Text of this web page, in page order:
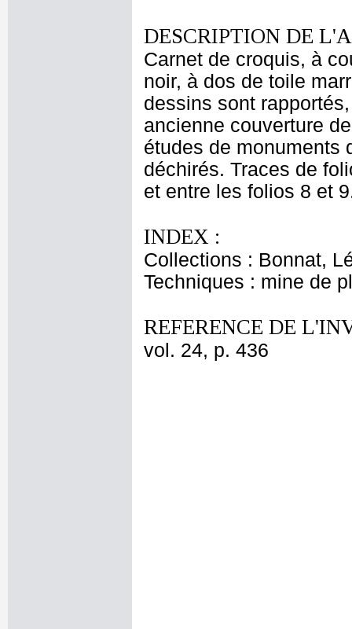
DESCRIPTION DE
Carnet de croquis, à
noir, à dos de toile
dessins sont
ancienne couverture
études de monuments
déchirés. Traces de
et entre les folios 8 et
INDEX :
Collections : Bonnat,
Techniques : mine de
REFERENCE DE
vol. 24, p. 436